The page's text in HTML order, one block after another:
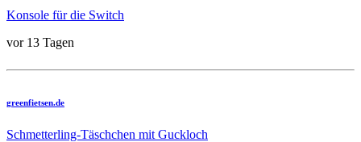
Konsole für die Switch
vor 13 Tagen
greenfietsen.de
Schmetterling-Täschchen mit Guckloch